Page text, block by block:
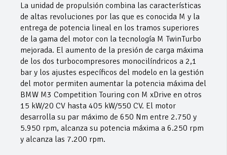
La unidad de propulsión combina las características
de altas revoluciones por las que es conocida M y la
entrega de potencia lineal en los tramos superiores
de la gama del motor con la tecnología M TwinTurbo
mejorada. El aumento de la presión de carga máxima
de los dos turbocompresores monocilíndricos a 2,1
bar y los ajustes específicos del modelo en la gestión
del motor permiten aumentar la potencia máxima del
BMW M3 Competition Touring con M xDrive en otros
15 kW/20 CV hasta 405 kW/550 CV. El motor
desarrolla su par máximo de 650 Nm entre 2.750 y
5.950 rpm, alcanza su potencia máxima a 6.250 rpm
y alcanza las 7.200 rpm.